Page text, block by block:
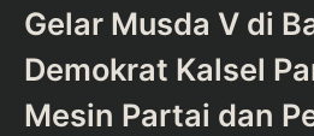
Gelar Musda V di
Demokrat Kalsel
Mesin Partai dan